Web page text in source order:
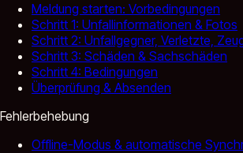
Meldung starten: Vorbedingungen
Schritt 1: Unfallinformationen & Fotos
Schritt 2: Unfallgegner, Verletzte,
Schritt 3: Schäden & Sachschäden
Schritt 4: Bedingungen
Überprüfung & Absenden
Fehlerbehebung
Offline-Modus & automatische